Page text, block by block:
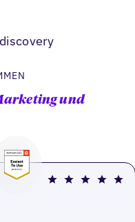
und